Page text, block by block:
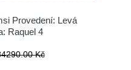
Provedení: Levá
Raquel 4
Kč